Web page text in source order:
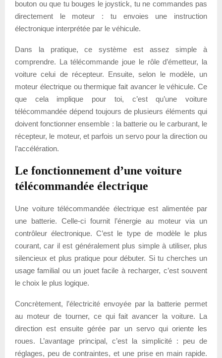
bouton ou que tu bouges le joystick, tu ne commandes pas
directement le moteur : tu envoies une instruction
électronique interprétée par le véhicule.
Dans la pratique, ce système est assez simple à
comprendre. La télécommande joue le rôle d’émetteur, la
voiture celui de récepteur. Ensuite, selon le modèle, un
moteur électrique ou thermique fait avancer le véhicule. Ce
que cela implique pour toi, c’est qu’une voiture
télécommandée dépend toujours de plusieurs éléments qui
doivent fonctionner ensemble : la batterie ou le carburant, le
récepteur, le moteur, et parfois un servo pour la direction ou
l’accélération.
Le fonctionnement d’une voiture
télécommandée électrique
Une voiture télécommandée électrique est alimentée par
une batterie. Celle-ci fournit l’énergie au moteur via un
contrôleur électronique. C’est le type de modèle le plus
courant, car il est généralement plus simple à utiliser, plus
silencieux et plus pratique pour débuter. Si tu cherches un
usage familial ou un jouet facile à recharger, c’est souvent
le choix le plus logique.
Concrètement, l’électricité envoyée par la batterie permet
au moteur de tourner, ce qui fait avancer la voiture. La
direction est ensuite gérée par un servo qui oriente les
roues. L’avantage principal, c’est la simplicité : peu de
réglages, peu de contraintes, et une prise en main rapide.